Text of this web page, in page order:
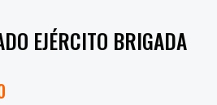
EJÉRCITO BRIGADA